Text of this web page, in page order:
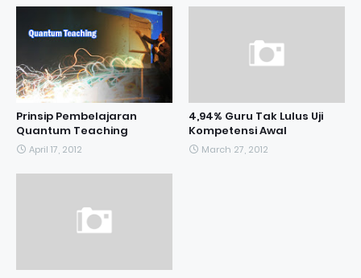
Prinsip Pembelajaran
Quantum Teaching
April 17, 2012
4,94% Guru Tak Lulus Uji
Kompetensi Awal
March 27, 2012